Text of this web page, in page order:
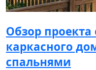
Обзор
каркасного
спальнями